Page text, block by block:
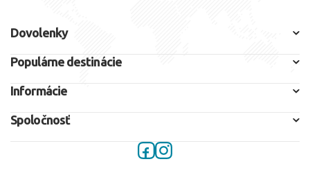
Dovolenky
Populárne destinácie
Informácie
Spoločnosť